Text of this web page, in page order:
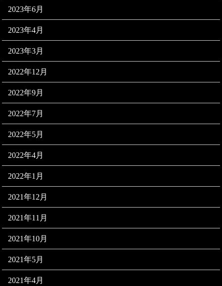
2023年6月
2023年4月
2023年3月
2022年12月
2022年9月
2022年7月
2022年5月
2022年4月
2022年1月
2021年12月
2021年11月
2021年10月
2021年5月
2021年4月